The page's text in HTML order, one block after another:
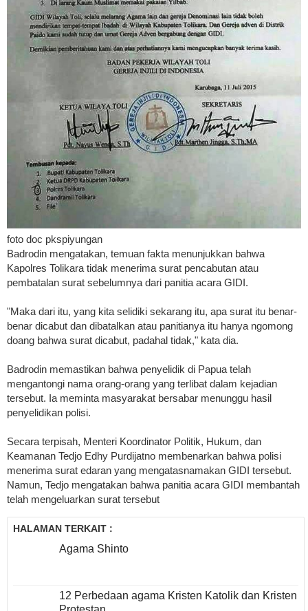
foto doc pkspiyungan
Badrodin mengatakan, temuan fakta menunjukkan bahwa
Kapolres Tolikara tidak menerima surat pencabutan atau
pembatalan surat sebelumnya dari panitia acara GIDI.
"Maka dari itu, yang kita selidiki sekarang itu, apa surat itu benar-
benar dicabut dan dibatalkan atau panitianya itu hanya ngomong
doang bahwa surat dicabut, padahal tidak," kata dia.
Badrodin memastikan bahwa penyelidik di Papua telah
mengantongi nama orang-orang yang terlibat dalam kejadian
tersebut. Ia meminta masyarakat bersabar menunggu hasil
penyelidikan polisi.
Secara terpisah, Menteri Koordinator Politik, Hukum, dan
Keamanan Tedjo Edhy Purdijatno membenarkan bahwa polisi
menerima surat edaran yang mengatasnamakan GIDI tersebut.
Namun, Tedjo mengatakan bahwa panitia acara GIDI membantah
telah mengeluarkan surat tersebut
HALAMAN TERKAIT :
Agama Shinto
12 Perbedaan agama Kristen Katolik dan Kristen